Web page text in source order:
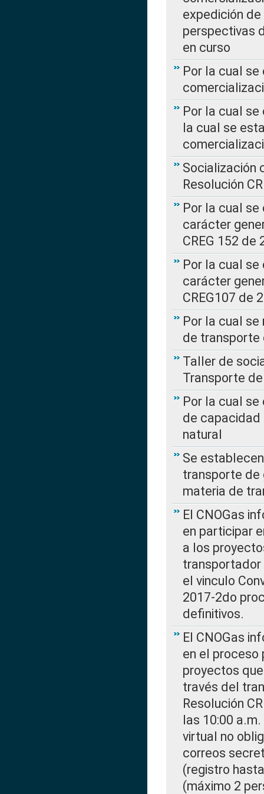
expedición de
perspectivas
en curso
Por la cual
Por la cual se
la cual se
Socialización
Resolución
Por la cual
carácter
CREG 152 de
Por la cual
carácter
CREG107 de
Por la cual
de transporte
Taller de
Transporte
Por la cual
de capacidad
natural
Se
transporte de
materia de
El CNOGas
en participar
a los
transportador
el vinculo
2017-2do
definitivos.
El CNOGas
en el proceso
proyectos
través del
Resolución
las 10:00
virtual no
correos
(registro
(máximo 2